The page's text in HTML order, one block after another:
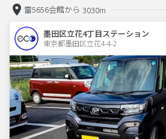
雷5656会館から 3030m
墨田区立花4丁目ステーション
東京都墨田区立花4-4-2